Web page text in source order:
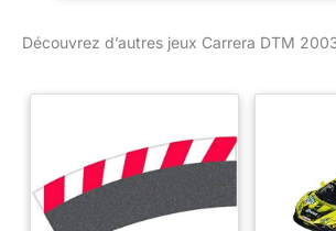
Découvrez d’autres jeux Carrera DTM